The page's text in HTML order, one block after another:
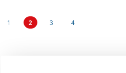
1 2 3 4